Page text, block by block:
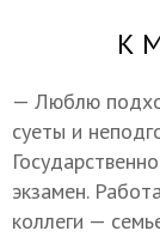
К
— Люблю
суеты и
экзамен.
коллеги —